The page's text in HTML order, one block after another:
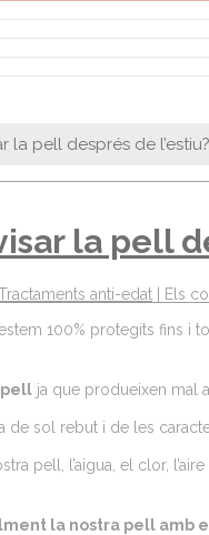
la pell després de l’estiu?
la pell
anti-edat Els
100% protegits fins i
pell ja que produeixen mal
de sol rebut i de les
pell, l’aigua, el clor,
la nostra pell amb